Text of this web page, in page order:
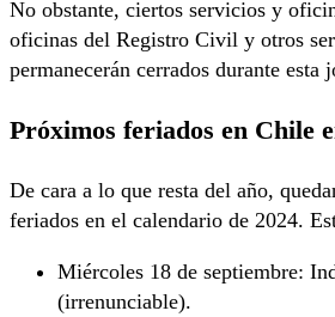
No obstante, ciertos servicios y
oficinas del Registro Civil y otros
permanecerán cerrados durante esta
Próximos feriados en Chile
De cara a lo que resta del año,
feriados en el calendario de 2024.
Miércoles 18 de septiembre:
(irrenunciable).